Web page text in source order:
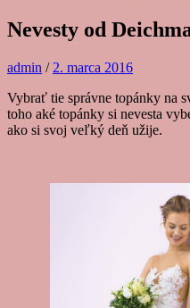
Nevesty od
admin / 2. marca 2016
Vybrať tie správne topánky na
toho aké topánky si nevesta
ako si svoj veľký deň užije.